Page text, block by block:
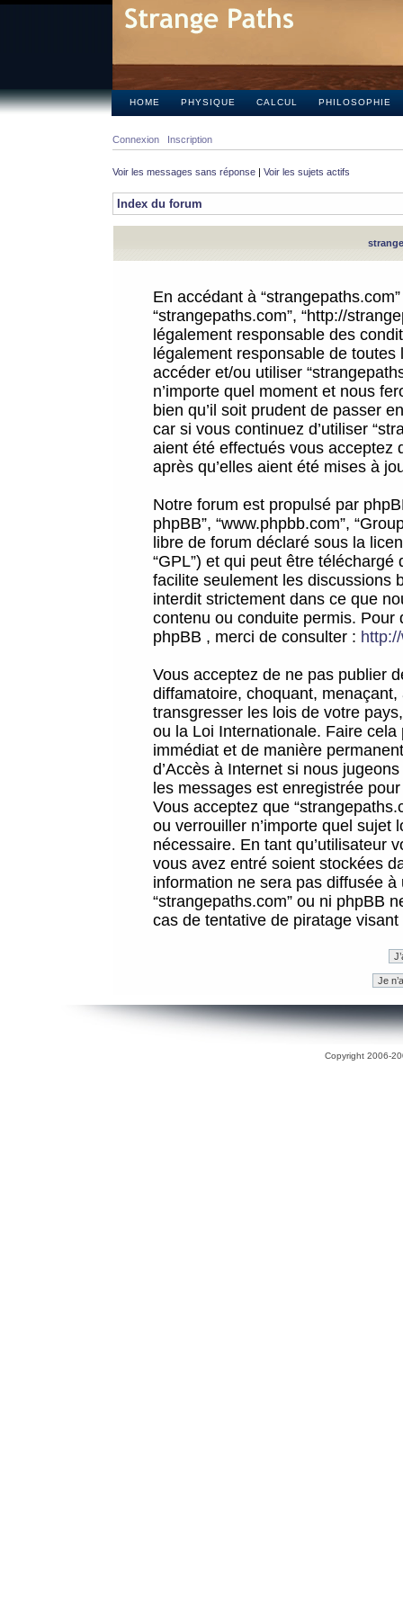
HOME PHYSIQUE CALCUL PHILOSOPHIE
Connexion Inscription
Voir les messages sans réponse | Voir les sujets actifs
Index du forum
En accédant à
“strangepaths.com”, “http://
légalement responsable des
légalement responsable de
accéder et/ou utiliser
n’importe quel moment et nous
bien qu’il soit prudent de passer
car si vous continuez d’utiliser
aient été effectués vous acceptez
après qu’elles aient été mises à
Notre forum est propulsé par
phpBB”, “www.phpbb.com”,
libre de forum déclaré sous la
“GPL”) et qui peut être téléchargé
facilite seulement les discussions
interdit strictement dans ce que
contenu ou conduite permis.
phpBB , merci de consulter :
Vous acceptez de ne pas publier
diffamatoire, choquant,
transgresser les lois de votre
ou la Loi Internationale. Faire
immédiat et de manière
d’Accès à Internet si nous
les messages est enregistrée
Vous acceptez que
ou verrouiller n’importe quel sujet
nécessaire. En tant qu’utilisateur
vous avez entré soient stockées
information ne sera pas diffusée
“strangepaths.com” ou ni phpBB
cas de tentative de piratage
Copyright 2006-